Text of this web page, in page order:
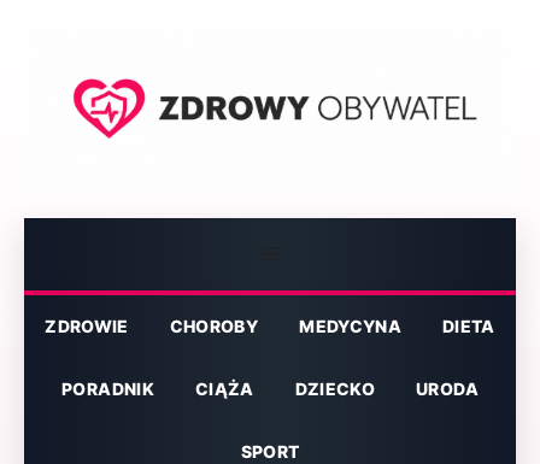
ZDROWIE CHOROBY MEDYCYNA DIETA
PORADNIK CIĄŻA DZIECKO URODA
SPORT